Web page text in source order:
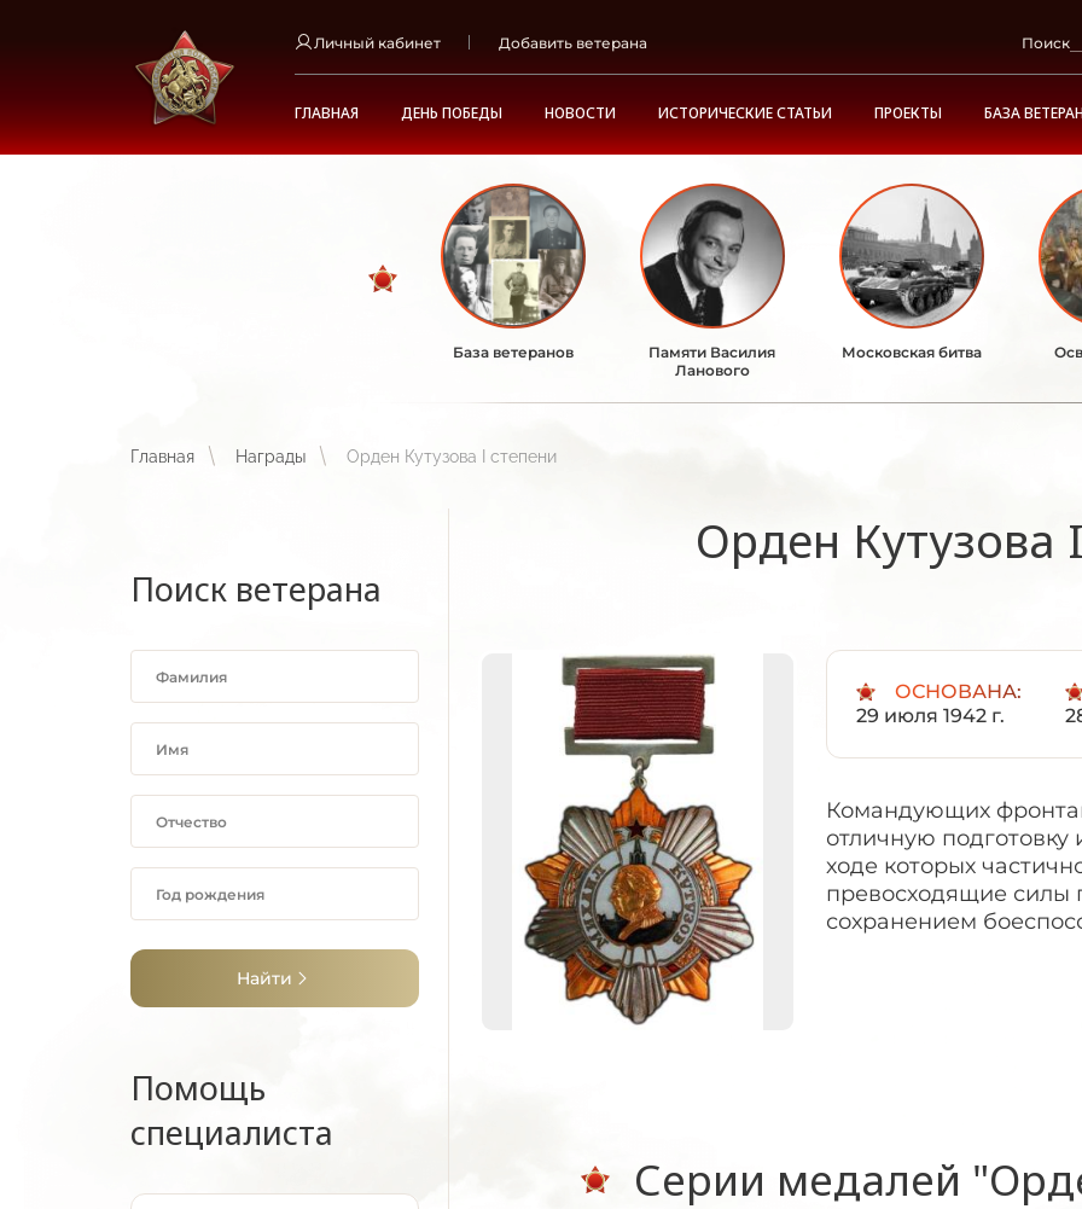
Личный кабинет Добавить ветерана Поиск
ГЛАВНАЯ ДЕНЬ ПОБЕДЫ НОВОСТИ ИСТОРИЧЕСКИЕ СТАТЬИ ПРОЕКТЫ БАЗА
База ветеранов
Памяти Василия
Ланового
Московская битва
Главная Награды Орден Кутузова I степени
Поиск ветерана
Найти
Помощь
специалиста
Орден Кутузова
ОСНОВАНА:
29 июля 1942 г.
Командующих
отличную
ходе которых
превосходящие силы
сохранением
Серии медалей